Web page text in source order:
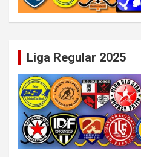
Liga Regular 2025